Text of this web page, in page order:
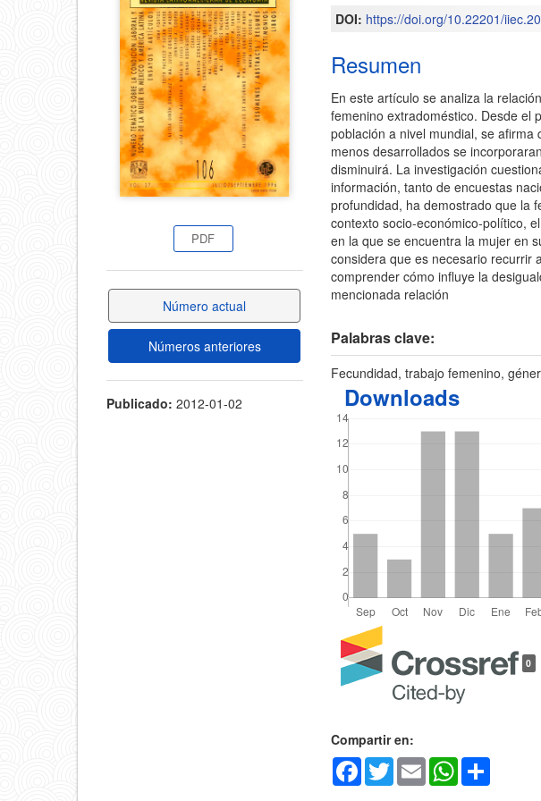
del
artículo
PDF
Número actual
Números anteriores
Publicado: 2012-01-02
del
artículo
DOI: https://doi.org/10.22201/
Resumen
En este artículo se analiza la
femenino extradoméstico. Desde el
población a nivel mundial, se
menos desarrollados se
disminuirá. La investigación
información, tanto de encuestas
profundidad, ha demostrado que la
contexto socio-económico-político,
en la que se encuentra la mujer en
considera que es necesario recurrir
comprender cómo influye la
mencionada relación
Palabras clave:
Fecundidad, trabajo femenino,
Downloads
Detalles
del
0
Compartir en:
Facebook
TwitterEmail WhatsApp